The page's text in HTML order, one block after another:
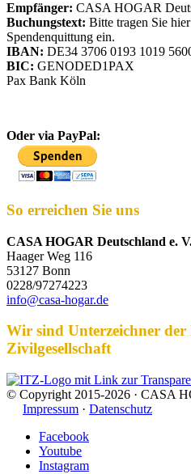
Empfänger: CASA HOGAR
Buchungstext: Bitte tragen Sie
Spendenquittung ein.
IBAN: DE34 3706 0193 1019
BIC: GENODED1PAX
Pax Bank Köln
Oder via PayPal:
So erreichen Sie uns
CASA HOGAR Deutschland e.
Haager Weg 116
53127 Bonn
0228/97274223
info@casa-hogar.de
Wir sind Unterzeichner
Zivilgesellschaft
© Copyright 2015-2026 · CASA
Impressum · Datenschutz
Facebook
Youtube
Instagram